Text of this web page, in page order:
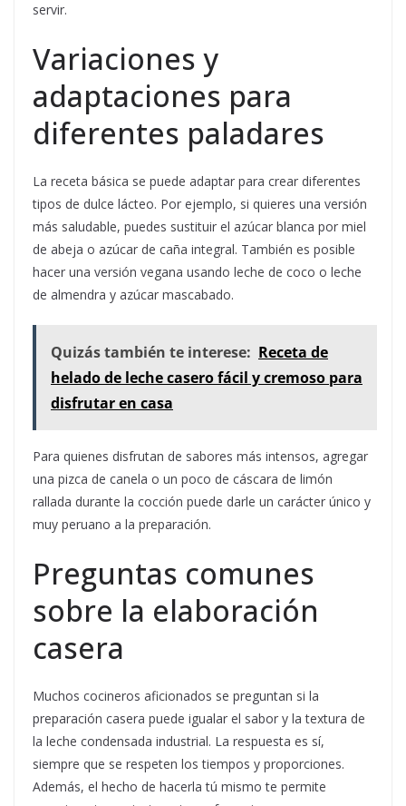
servir.
Variaciones y
adaptaciones para
diferentes paladares
La receta básica se puede adaptar para crear diferentes
tipos de dulce lácteo. Por ejemplo, si quieres una versión
más saludable, puedes sustituir el azúcar blanca por miel
de abeja o azúcar de caña integral. También es posible
hacer una versión vegana usando leche de coco o leche
de almendra y azúcar mascabado.
Quizás también te interese: Receta de
helado de leche casero fácil y cremoso para
disfrutar en casa
Para quienes disfrutan de sabores más intensos, agregar
una pizca de canela o un poco de cáscara de limón
rallada durante la cocción puede darle un carácter único y
muy peruano a la preparación.
Preguntas comunes
sobre la elaboración
casera
Muchos cocineros aficionados se preguntan si la
preparación casera puede igualar el sabor y la textura de
la leche condensada industrial. La respuesta es sí,
siempre que se respeten los tiempos y proporciones.
Además, el hecho de hacerla tú mismo te permite